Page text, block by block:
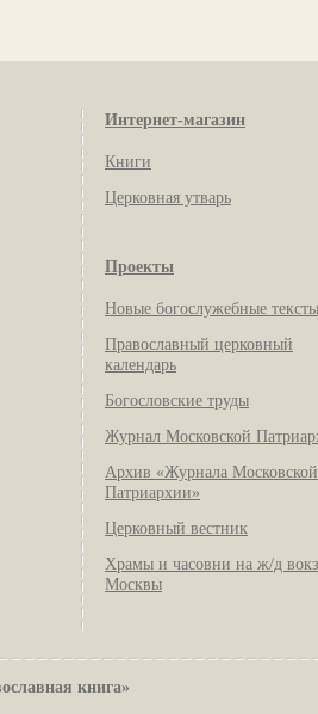
Интернет-магазин
Книги
Церковная утварь
Проекты
Новые богослужебные тексты
Православный церковный
календарь
Богословские труды
Журнал Московской
Архив «Журнала Московской
Патриархии»
Церковный вестник
Храмы и часовни на ж/д
Москвы
книга»